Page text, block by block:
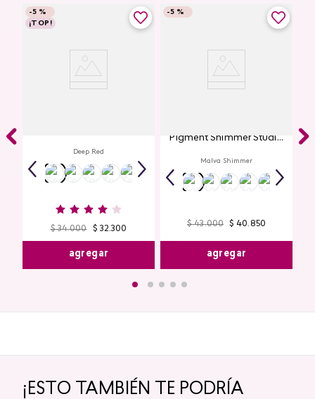
-5 %
¡TOP!
Deep Red
$ 34.000 $ 32.300
agregar
-5 %
Pigment Shimmer Studio
Malva Shimmer
$ 43.000 $ 40. 850
agregar
¡ESTO TAMBIÉN TE PODRÍA